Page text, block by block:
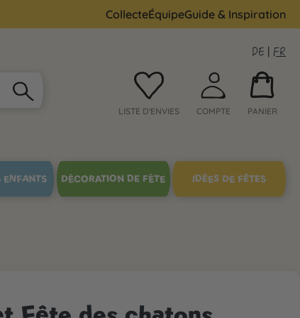
CollecteÉquipeGuide & Inspiration
DE | FR
LISTE D'ENVIES COMPTE PANIER
ENFANTS DÉCORATION DE FÊTE IDÉES DE FÊTES